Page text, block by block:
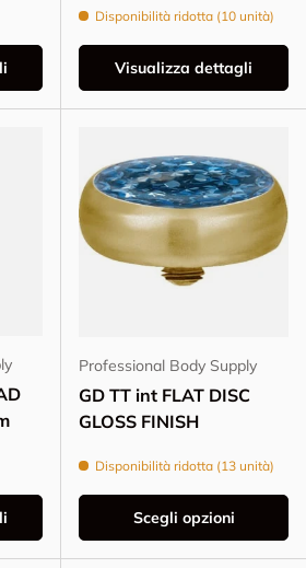
Disponibilità ridotta (10 unità)
Visualizza dettagli
Professional Body Supply
GD TT int FLAT DISC
GLOSS FINISH
Disponibilità ridotta (13 unità)
Scegli opzioni